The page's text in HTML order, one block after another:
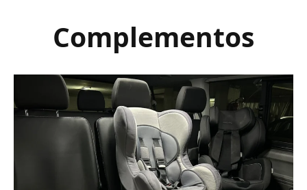
Complementos